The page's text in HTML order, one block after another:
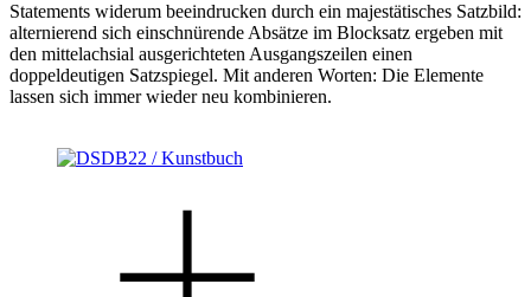
Statements widerum beeindrucken durch ein majestätisches Satzbild:
alternierend sich einschnürende Absätze im Blocksatz ergeben mit
den mittelachsial ausgerichteten Ausgangszeilen einen
doppeldeutigen Satzspiegel. Mit anderen Worten: Die Elemente
lassen sich immer wieder neu kombinieren.